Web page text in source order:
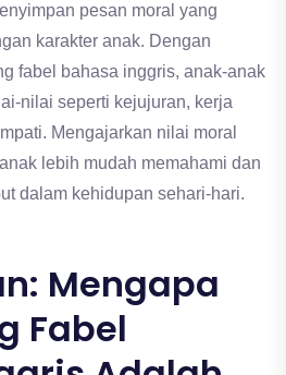
pesan moral yang
karakter anak. Dengan
fabel bahasa inggris, anak-anak
nilai seperti kejujuran, kerja
Mengajarkan nilai moral
lebih mudah memahami dan
dalam kehidupan sehari-hari.
Mengapa
Fabel